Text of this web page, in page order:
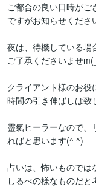
ご都合の良い日時がご
ですがお知らせくださ
夜は、待機している場
ご了承くださいませ
クライアント様のお役
時間の引き伸ばしは致
靈氣ヒーラーなので、
ればと思います(^ ^)
占いは、怖いものでは
しるべの様なものだと